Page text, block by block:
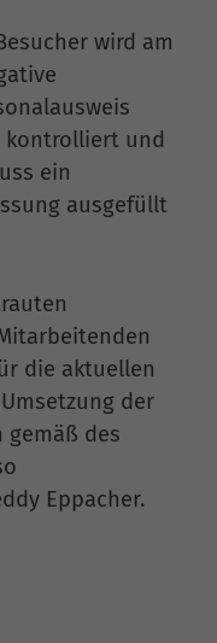
wird am
kontrolliert und
ein
ausgefüllt
die aktuellen
der
gemäß des
Eppacher.